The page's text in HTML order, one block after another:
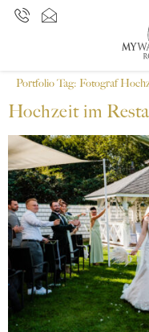
Portfolio Tag: Fotograf
Hochzeit im